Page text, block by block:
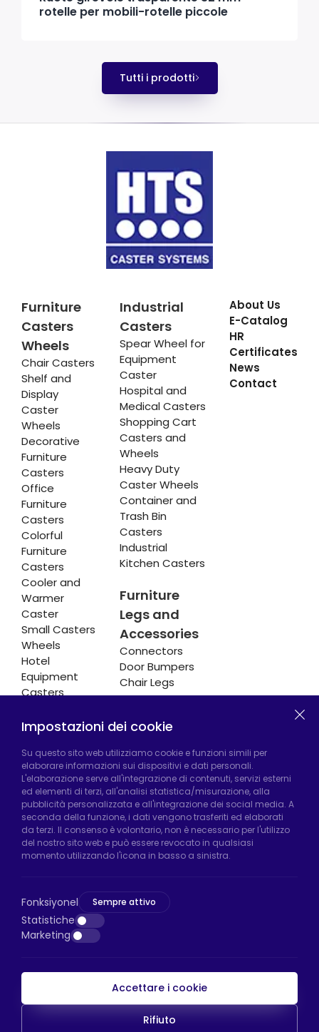
rotelle per mobili-rotelle piccole
Tutti i prodotti
Furniture
Casters
Wheels
Chair Casters
Shelf and
Display
Caster
Wheels
Decorative
Furniture
Casters
Office
Furniture
Casters
Colorful
Furniture
Casters
Cooler and
Warmer
Caster
Small Casters
Wheels
Hotel
Equipment
Casters
Industrial
Casters
Spear Wheel for
Equipment
Caster
Hospital and
Medical Casters
Shopping Cart
Casters and
Wheels
Heavy Duty
Caster Wheels
Container and
Trash Bin
Casters
Industrial
Kitchen Casters
Furniture
Legs and
Accessories
Connectors
Door Bumpers
Chair Legs
About Us
E-Catalog
HR
Certificates
News
Contact
Fabbrica di Hadımköy:Atatürk Industrial Zone,
Uzunçayır Street, No:11 Hadımköy, 34555
Arnavutköy/Istanbul
Telefono:+90 212 640 66 46
Email:export@htsteker.com
Negozio Bayrampasa:Kocatepe
Bayrampaşa/Istanbul
Telefono:+90 530 044 64 87
Email:info@htsteker.com
Pagamento HTS
Impostazioni dei cookie
Su questo sito web utilizziamo cookie e funzioni simili per
elaborare informazioni sui dispositivi e dati personali.
L'elaborazione serve all'integrazione di contenuti, servizi esterni
ed elementi di terzi, all'analisi statistica/misurazione, alla
pubblicità personalizzata e all'integrazione dei social media. A
seconda della funzione, i dati vengono trasferiti ed elaborati
da terzi. Il consenso è volontario, non è necessario per l'utilizzo
del nostro sito web e può essere revocato in qualsiasi
momento utilizzando l'icona in basso a sinistra.
Fonksiyonel Sempre attivo
Statistiche
Marketing
Accettare i cookie
Rifiuto